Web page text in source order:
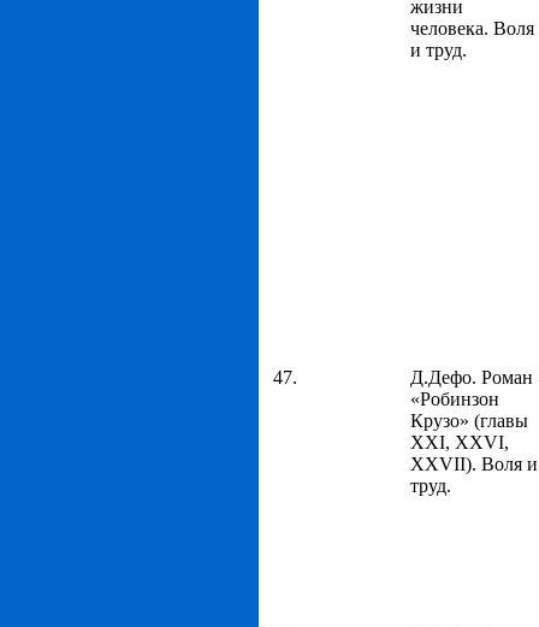
жизни
человека. Воля
и труд.
47.
Д.Дефо. Роман
«Робинзон
Крузо» (главы
XXI, XXVI,
XXVII). Воля и
труд.